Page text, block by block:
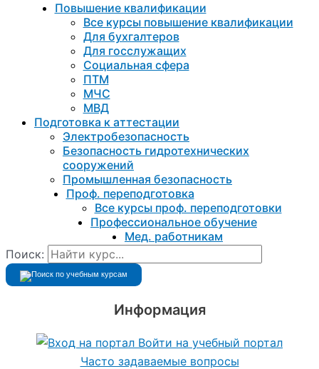
Повышение квалификации
Все курсы повышение квалификации
Для бухгалтеров
Для госслужащих
Социальная сфера
ПТМ
МЧС
МВД
Подготовка к aттестации
Электробезопасность
Безопасность гидротехнических
сооружений
Промышленная безопасность
Проф. переподготовка
Все курсы проф. переподготовки
Профессиональное обучение
Мед. работникам
Поиск:
Информация
Войти на учебный портал
Часто задаваемые вопросы